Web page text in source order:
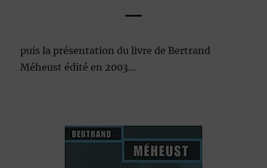
—
puis la présentation du livre de Bertrand
Méheust édité en 2003…